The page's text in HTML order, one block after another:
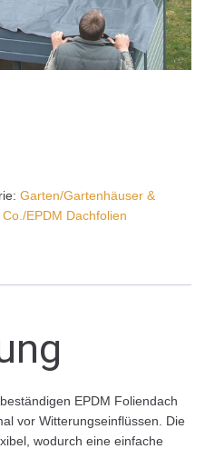
Garten/Gartenhäuser &
EPDM Dachfolien
EPDM Foliendach
vor Witterungseinflüssen. Die
wodurch eine einfache